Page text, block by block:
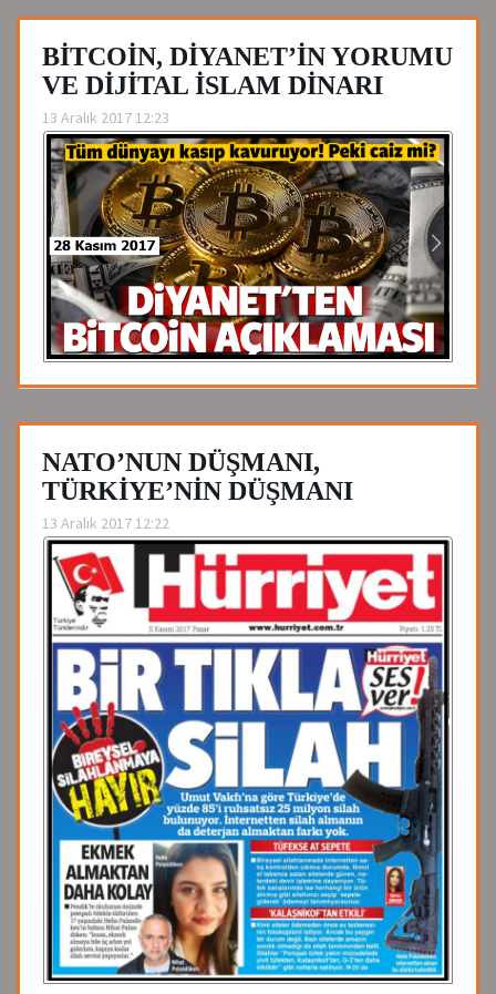
BİTCOİN, DİYANET’İN YORUMU
VE DİJİTAL İSLAM DİNARI
13 Aralık 2017 12:23
NATO’NUN DÜŞMANI,
TÜRKİYE’NİN DÜŞMANI
13 Aralık 2017 12:22